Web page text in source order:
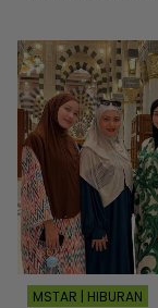
MSTAR | HIBURAN